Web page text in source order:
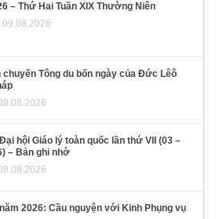
– Thứ Hai Tuần XIX Thường Niên
09.08.2026
chuyến Tông du bốn ngày của Đức Lêô
hội Giáo lý toàn quốc lần thứ VII (03 –
– Bản ghi nhớ
2026: Cầu nguyện với Kinh Phụng vụ